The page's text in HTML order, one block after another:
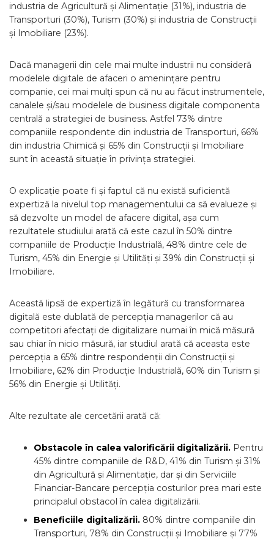
industria de Agricultură și Alimentație (31%), industria de
Transporturi (30%), Turism (30%) și industria de Construcții
și Imobiliare (23%).
Dacă managerii din cele mai multe industrii nu consideră
modelele digitale de afaceri o amenințare pentru
companie, cei mai mulți spun că nu au făcut instrumentele,
canalele și/sau modelele de business digitale componenta
centrală a strategiei de business. Astfel 73% dintre
companiile respondente din industria de Transporturi, 66%
din industria Chimică și 65% din Construcții și Imobiliare
sunt în această situație în privința strategiei.
O explicație poate fi și faptul că nu există suficientă
expertiză la nivelul top managementului ca să evalueze și
să dezvolte un model de afacere digital, așa cum
rezultatele studiului arată că este cazul în 50% dintre
companiile de Producție Industrială, 48% dintre cele de
Turism, 45% din Energie și Utilități și 39% din Construcții și
Imobiliare.
Această lipsă de expertiză în legătură cu transformarea
digitală este dublată de percepția managerilor că au
competitori afectați de digitalizare numai în mică măsură
sau chiar în nicio măsură, iar studiul arată că aceasta este
percepția a 65% dintre respondenții din Construcții și
Imobiliare, 62% din Producție Industrială, 60% din Turism și
56% din Energie și Utilități.
Alte rezultate ale cercetării arată că:
Obstacole în calea valorificării digitalizării. Pentru
45% dintre companiile de R&D, 41% din Turism și 31%
din Agricultură și Alimentație, dar și din Serviciile
Financiar-Bancare percepția costurilor prea mari este
principalul obstacol în calea digitalizării.
Beneficiile digitalizării. 80% dintre companiile din
Transporturi, 78% din Construcții și Imobiliare și 77%